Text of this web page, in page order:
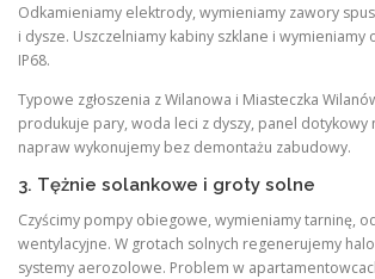
Odkamieniamy elektrody, wymieniamy zawory
i dysze. Uszczelniamy kabiny szklane i wymieniamy
IP68.
Typowe zgłoszenia z Wilanowa i Miasteczka
produkuje pary, woda leci z dyszy, panel dotykowy
napraw wykonujemy bez demontażu zabudowy.
3. Tężnie solankowe i groty solne
Czyścimy pompy obiegowe, wymieniamy tarninę,
wentylacyjne. W grotach solnych regenerujemy
systemy aerozolowe. Problem w